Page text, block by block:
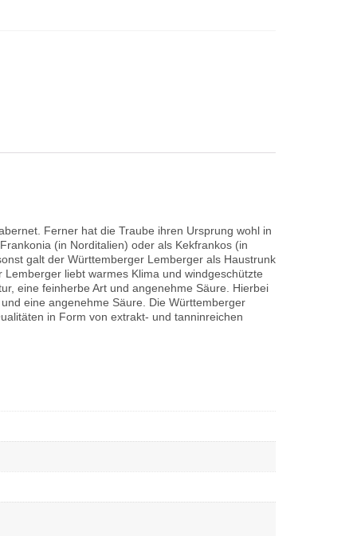
Ferner hat die Traube ihren Ursprung wohl in
(in Norditalien) oder als Kekfrankos (in
galt der Württemberger Lemberger als Haustrunk
liebt warmes Klima und windgeschützte
eine feinherbe Art und angenehme Säure. Hierbei
eine angenehme Säure. Die Württemberger
in Form von extrakt- und tanninreichen